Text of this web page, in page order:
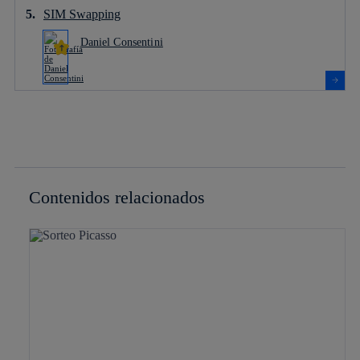
SIM Swapping
Daniel Consentini
Contenidos relacionados